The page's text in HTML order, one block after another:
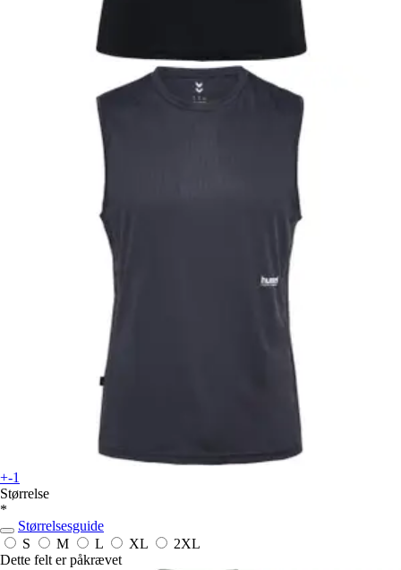
+-1
Størrelse
*
Størrelsesguide
S
M L XL
2XL
Dette felt er påkrævet